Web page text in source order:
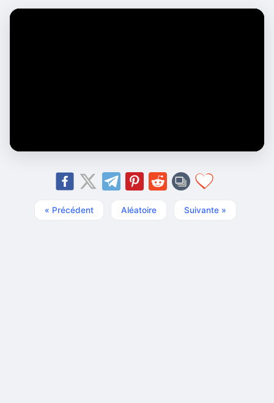
« Précédent Aléatoire Suivante »